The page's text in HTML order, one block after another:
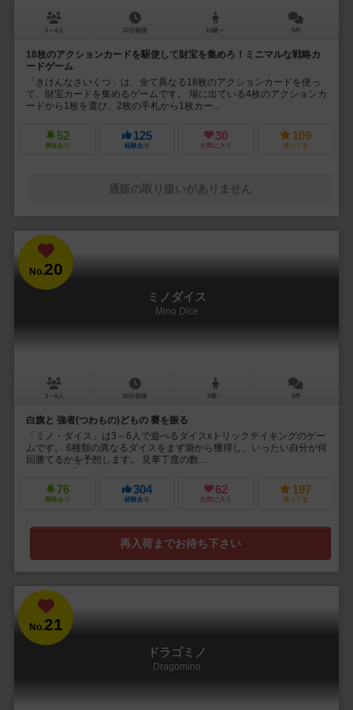
2～4人 15分前後 10歳～ 5件
18枚のアクションカードを駆使して財宝を集めろ！ミニマルな戦略カ
ードゲーム
「きけんなさいくつ」は、全て異なる18枚のアクションカードを使っ
て、財宝カードを集めるゲームです。 場に出ている4枚のアクションカ
ードから1枚を選び、2枚の手札から1枚カー...
52
興味あり
125
経験あり
30
お気に入り
109
持ってる
通販の取り扱いがありません
No.20
ミノダイス
Mino Dice
3～6人 30分前後 8歳～ 8件
白旗と 強者(つわもの)どもの 賽を振る
「ミノ・ダイス」は3～6人で遊べるダイスxトリックテイキングのゲー
ムです。 6種類の異なるダイスをまず袋から獲得し、いったい自分が何
回勝てるかを予想します。 見事丁度の数...
76
興味あり
304
経験あり
62
お気に入り
197
持ってる
再入荷までお待ち下さい
No.21
ドラゴミノ
Dragomino